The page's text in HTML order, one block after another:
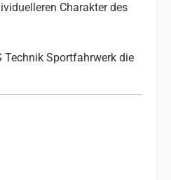
Charakter des
Technik Sportfahrwerk die